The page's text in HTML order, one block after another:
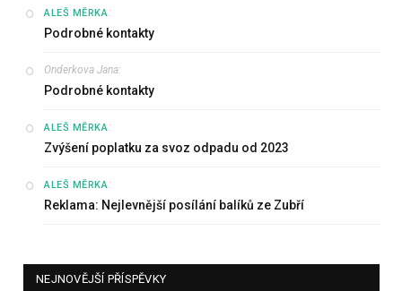
ALEŠ MĚRKA:
Podrobné kontakty
Onderkova Jana:
Podrobné kontakty
ALEŠ MĚRKA:
Zvýšení poplatku za svoz odpadu od 2023
ALEŠ MĚRKA:
Reklama: Nejlevnější posílání balíků ze Zubří
NEJNOVĚJŠÍ PŘÍSPĚVKY